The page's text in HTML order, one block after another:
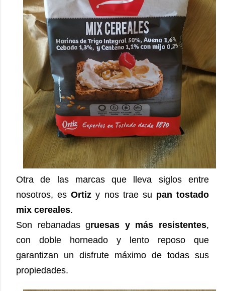
Otra de las marcas que lleva siglos entre
nosotros, esOrtiz y nos trae su pan tostado
mix cereales.
Son rebanadas gruesas y más resistentes,
con doble horneado y lento reposo que
garantizan un disfrute máximo de todas sus
propiedades.